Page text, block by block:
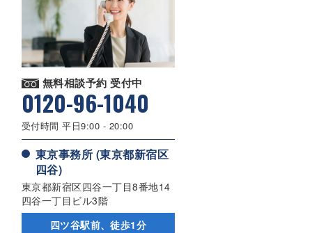
無料相談予約 受付中
0120-96-1040
受付時間 平日9:00 - 20:00
東京事務所 (東京都新宿区
四谷)
東京都新宿区四谷一丁目8番地14
四谷一丁目ビル3階
四ツ谷駅前、徒歩1分